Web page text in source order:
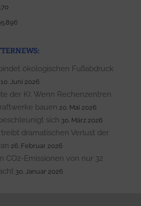
ökologischen Fußabdruck
10. Juni 2026
der KI: Wenn Rechenzentren
bauen 20. Mai 2026
sich 30. März 2026
dramatischen Verlust der
26. Februar 2026
CO2-Emissionen von nur 32
30. Januar 2026